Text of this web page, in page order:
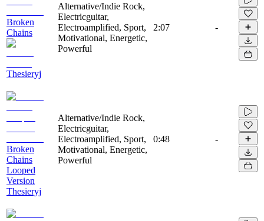
Broken
Chains
Thesieryj
Alternative/Indie Rock,
Electricguitar,
Electroamplified, Sport,
Motivational, Energetic,
Powerful
2:07 -
Broken
Chains
Looped
Version
Thesieryj
Alternative/Indie Rock,
Electricguitar,
Electroamplified, Sport,
Motivational, Energetic,
Powerful
0:48 -